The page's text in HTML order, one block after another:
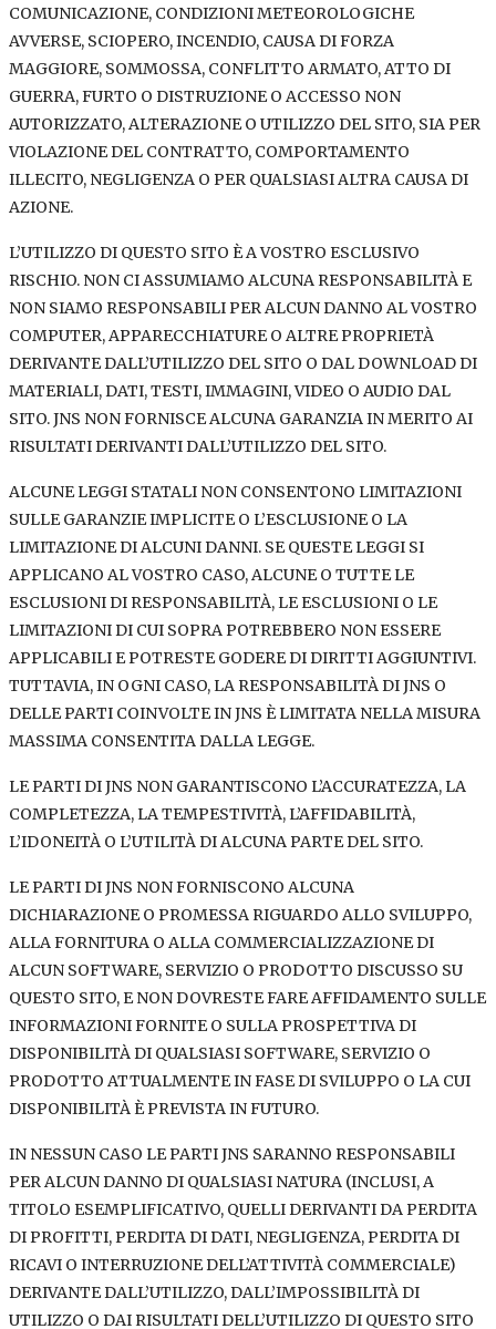
COMUNICAZIONE, CONDIZIONI METEOROLOGICHE
AVVERSE, SCIOPERO, INCENDIO, CAUSA DI FORZA
MAGGIORE, SOMMOSSA, CONFLITTO ARMATO, ATTO DI
GUERRA, FURTO O DISTRUZIONE O ACCESSO NON
AUTORIZZATO, ALTERAZIONE O UTILIZZO DEL SITO, SIA PER
VIOLAZIONE DEL CONTRATTO, COMPORTAMENTO
ILLECITO, NEGLIGENZA O PER QUALSIASI ALTRA CAUSA DI
AZIONE.
L’UTILIZZO DI QUESTO SITO È A VOSTRO ESCLUSIVO
RISCHIO. NON CI ASSUMIAMO ALCUNA RESPONSABILITÀ E
NON SIAMO RESPONSABILI PER ALCUN DANNO AL VOSTRO
COMPUTER, APPARECCHIATURE O ALTRE PROPRIETÀ
DERIVANTE DALL’UTILIZZO DEL SITO O DAL DOWNLOAD DI
MATERIALI, DATI, TESTI, IMMAGINI, VIDEO O AUDIO DAL
SITO. JNS NON FORNISCE ALCUNA GARANZIA IN MERITO AI
RISULTATI DERIVANTI DALL’UTILIZZO DEL SITO.
ALCUNE LEGGI STATALI NON CONSENTONO LIMITAZIONI
SULLE GARANZIE IMPLICITE O L’ESCLUSIONE O LA
LIMITAZIONE DI ALCUNI DANNI. SE QUESTE LEGGI SI
APPLICANO AL VOSTRO CASO, ALCUNE O TUTTE LE
ESCLUSIONI DI RESPONSABILITÀ, LE ESCLUSIONI O LE
LIMITAZIONI DI CUI SOPRA POTREBBERO NON ESSERE
APPLICABILI E POTRESTE GODERE DI DIRITTI AGGIUNTIVI.
TUTTAVIA, IN OGNI CASO, LA RESPONSABILITÀ DI JNS O
DELLE PARTI COINVOLTE IN JNS È LIMITATA NELLA MISURA
MASSIMA CONSENTITA DALLA LEGGE.
LE PARTI DI JNS NON GARANTISCONO L’ACCURATEZZA, LA
COMPLETEZZA, LA TEMPESTIVITÀ, L’AFFIDABILITÀ,
L’IDONEITÀ O L’UTILITÀ DI ALCUNA PARTE DEL SITO.
LE PARTI DI JNS NON FORNISCONO ALCUNA
DICHIARAZIONE O PROMESSA RIGUARDO ALLO SVILUPPO,
ALLA FORNITURA O ALLA COMMERCIALIZZAZIONE DI
ALCUN SOFTWARE, SERVIZIO O PRODOTTO DISCUSSO SU
QUESTO SITO, E NON DOVRESTE FARE AFFIDAMENTO SULLE
INFORMAZIONI FORNITE O SULLA PROSPETTIVA DI
DISPONIBILITÀ DI QUALSIASI SOFTWARE, SERVIZIO O
PRODOTTO ATTUALMENTE IN FASE DI SVILUPPO O LA CUI
DISPONIBILITÀ È PREVISTA IN FUTURO.
IN NESSUN CASO LE PARTI JNS SARANNO RESPONSABILI
PER ALCUN DANNO DI QUALSIASI NATURA (INCLUSI, A
TITOLO ESEMPLIFICATIVO, QUELLI DERIVANTI DA PERDITA
DI PROFITTI, PERDITA DI DATI, NEGLIGENZA, PERDITA DI
RICAVI O INTERRUZIONE DELL’ATTIVITÀ COMMERCIALE)
DERIVANTE DALL’UTILIZZO, DALL’IMPOSSIBILITÀ DI
UTILIZZO O DAI RISULTATI DELL’UTILIZZO DI QUESTO SITO